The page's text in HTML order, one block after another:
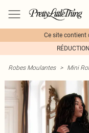
Ce site contient
Robes Moulantes > Mini